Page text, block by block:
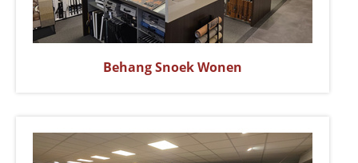
Behang Snoek Wonen